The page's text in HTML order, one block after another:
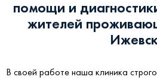
помощи и
жителей
В своей работе наша клиника